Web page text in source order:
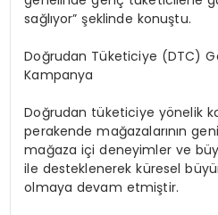
sağlıyor”şeklinde konuştu.
Doğrudan Tüketiciye (DTC)
Kampanya
Doğrudan tüketiciye yönelik
perakende mağazalarının geni
mağaza içi deneyimler ve bü
ile desteklenerek küresel büyü
olmaya devam etmiştir.